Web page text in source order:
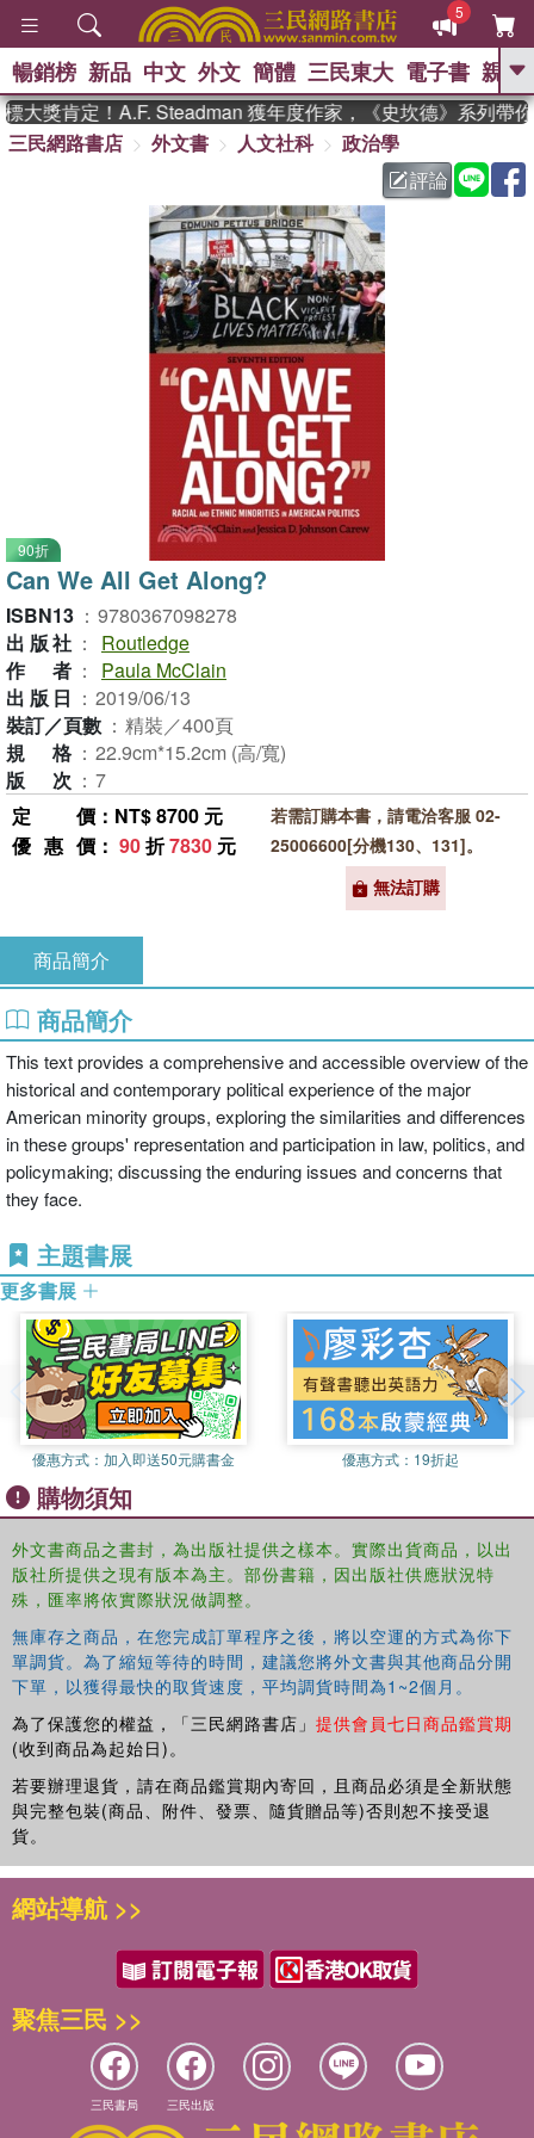
5
GO
熱搜： 東野圭吾 、 高希均教授回憶錄
父親節 、 如果歷
暑期推薦 、 國際布克
獎 臺灣漫遊錄 、 方念華
登輝時代 、 數學女孩：黎曼猜想
偉大的迷走神經
暢銷榜 新品 中文 外文 簡體 三民東大 電子書 親子
獎肯定！A.F. Steadman 獲年度作家，《史坎德》系列帶你
三民網路書店
外文書 人文社科
政治學
評論
90折
Can We All Get Along?
ISBN13 ： 9780367098278
出版社 ：
Routledge
作者 ：
Paula McClain
出版日 ： 2019/06/13
裝訂／頁數 ： 精裝／400頁
規格 ： 22.9cm*15.2cm (高/寬)
版次 ： 7
定價 ：NT$ 8700 元
優惠價 ： 90折7830 元
若需訂購本書，請電洽客服 02-
25006600[分機130、131]。
無法訂購
商品簡介
商品簡介
This text provides a comprehensive and accessible overview of the
historical and contemporary political experience of the major
American minority groups, exploring the similarities and differences
in these groups' representation and participation in law, politics, and
policymaking; discussing the enduring issues and concerns that
they face.
主題書展
更多書展
優惠方式： 加入即送50元購書金 優惠方式： 19折起
購物須知
外文書商品之書封，為出版社提供之樣本。實際出貨商品，以出
版社所提供之現有版本為主。部份書籍，因出版社供應狀況特
殊，匯率將依實際狀況做調整。
無庫存之商品，在您完成訂單程序之後，將以空運的方式為你下
單調貨。為了縮短等待的時間，建議您將外文書與其他商品分開
下單，以獲得最快的取貨速度，平均調貨時間為1~2個月。
為了保護您的權益，「三民網路書店」 提供會員七日商品鑑賞期
(收到商品為起始日)。
若要辦理退貨，請在商品鑑賞期內寄回，且商品必須是全新狀態
與完整包裝(商品、附件、發票、隨貨贈品等)否則恕不接受退
貨。
網站導航 >>
聚焦三民 >>
三民書局 三民出版